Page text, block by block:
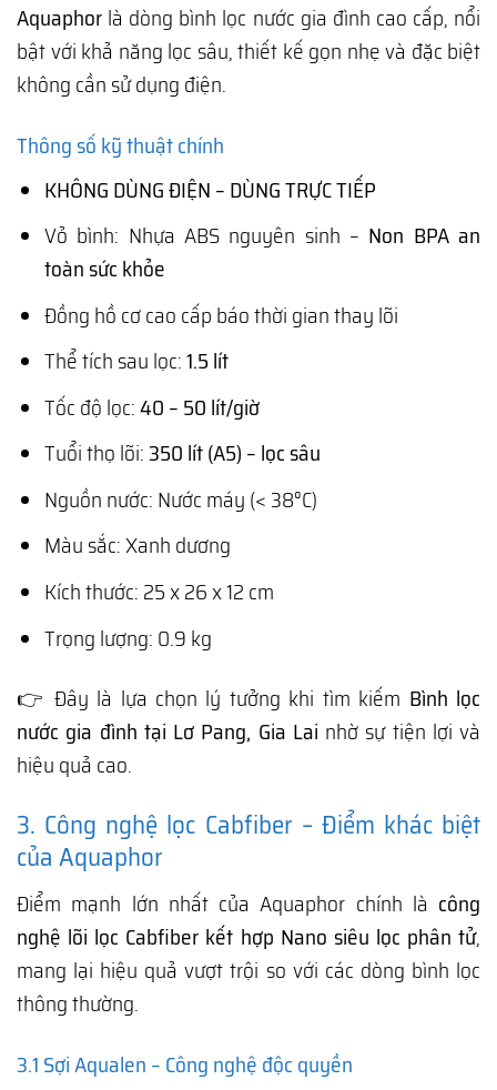
Aquaphor là dòng bình lọc nước gia đình cao cấp, nổi
bật với khả năng lọc sâu, thiết kế gọn nhẹ và đặc biệt
không cần sử dụng điện.
Thông số kỹ thuật chính
KHÔNG DÙNG ĐIỆN – DÙNG TRỰC TIẾP
Vỏ bình: Nhựa ABS nguyên sinh – Non BPA an
toàn sức khỏe
Đồng hồ cơ cao cấp báo thời gian thay lõi
Thể tích sau lọc:1.5 lít
Tốc độ lọc:40 – 50 lít/giờ
Tuổi thọ lõi:350 lít (A5) – lọc sâu
Nguồn nước: Nước máy (< 38°C)
Màu sắc: Xanh dương
Kích thước: 25 x 26 x 12 cm
Trọng lượng: 0.9 kg
👉 Đây là lựa chọn lý tưởng khi tìm kiếm Bình lọc
nước gia đình tại Lơ Pang, Gia Lai nhờ sự tiện lợi và
hiệu quả cao.
3. Công nghệ lọc Cabfiber – Điểm khác biệt
của Aquaphor
Điểm mạnh lớn nhất của Aquaphor chính là công
nghệ lõi lọc Cabfiber kết hợp Nano siêu lọc phân tử,
mang lại hiệu quả vượt trội so với các dòng bình lọc
thông thường.
3.1 Sợi Aqualen – Công nghệ độc quyền